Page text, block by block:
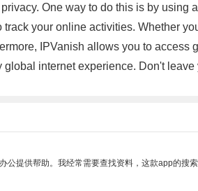
One way to do this is by
your online activities. Whether
IPVanish allows you to
internet experience. Don't
公提供帮助。我经常需要查找资料，这款app的搜